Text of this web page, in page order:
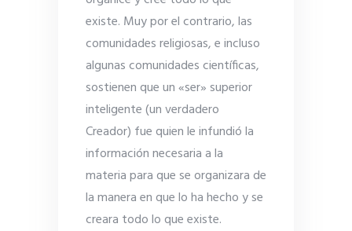
existe. Muy por el contrario, las
comunidades religiosas, e incluso
algunas comunidades científicas,
sostienen que un «ser» superior
inteligente (un verdadero
Creador) fue quien le infundió la
información necesaria a la
materia para que se organizara de
la manera en que lo ha hecho y se
creara todo lo que existe.